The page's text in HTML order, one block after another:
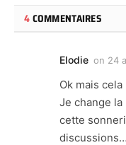
4COMMENTAIRES
Elodie on 24
Ok mais
Je change
cette
discussions…